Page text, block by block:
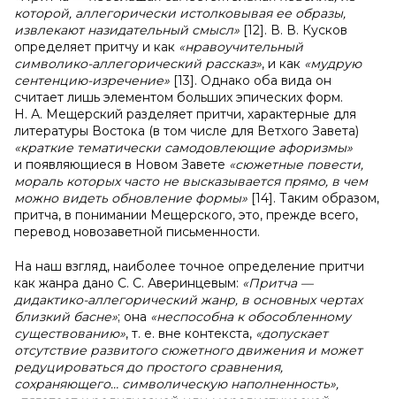
которой, аллегорически истолковывая ее образы,
извлекают назидательный смысл» [12]. В. В. Кусков
определяет притчу и как «нравоучительный
символико-аллегорический рассказ», и как «мудрую
сентенцию-изречение» [13]. Однако оба вида он
считает лишь элементом больших эпических форм.
Н. А. Мещерский разделяет притчи, характерные для
литературы Востока (в том числе для Ветхого Завета)
«краткие тематически самодовлеющие афоризмы»
и появляющиеся в Новом Завете «сюжетные повести,
мораль которых часто не высказывается прямо, в чем
можно видеть обновление формы» [14]. Таким образом,
притча, в понимании Мещерского, это, прежде всего,
перевод новозаветной письменности.
На наш взгляд, наиболее точное определение притчи
как жанра дано С. С. Аверинцевым: «Притча —
дидактико-аллегорический жанр, в основных чертах
близкий басне»; она «неспособна к обособленному
существованию», т. е. вне контекста, «допускает
отсутствие развитого сюжетного движения и может
редуцироваться до простого сравнения,
сохраняющего… символическую наполненность»,